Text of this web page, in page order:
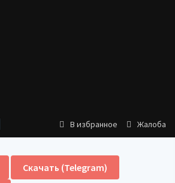
В избранное Жалоба
Скачать (Telegram)